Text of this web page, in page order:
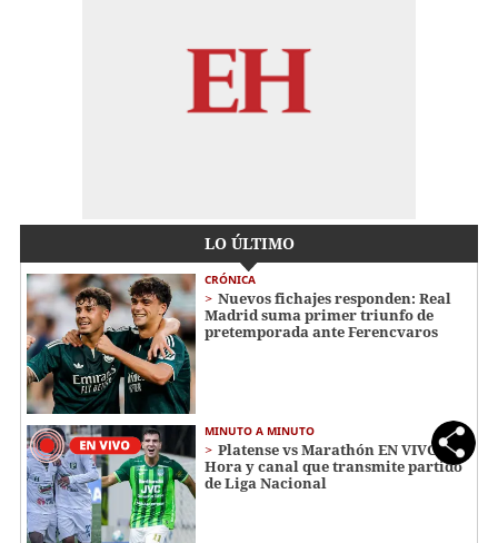
LO ÚLTIMO
CRÓNICA
Nuevos fichajes responden: Real
Madrid suma primer triunfo de
pretemporada ante Ferencvaros
MINUTO A MINUTO
Platense vs Marathón EN VIVO:
Hora y canal que transmite partido
de Liga Nacional